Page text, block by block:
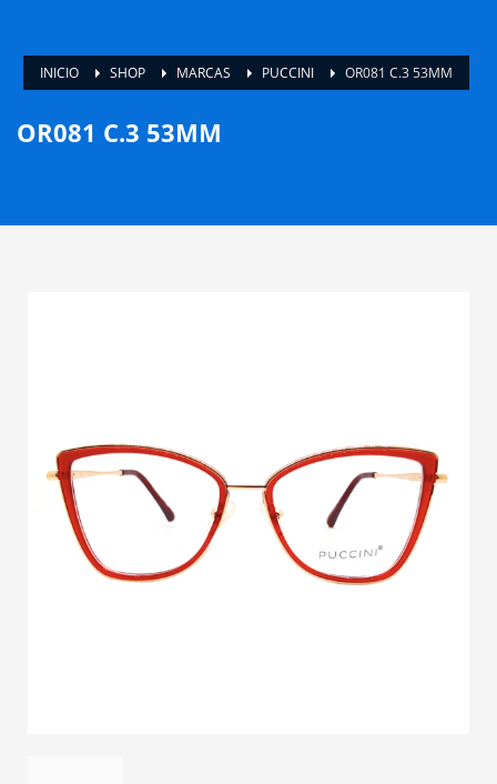
INICIO SHOP MARCAS PUCCINI OR081 C.3 53MM
OR081 C.3 53MM